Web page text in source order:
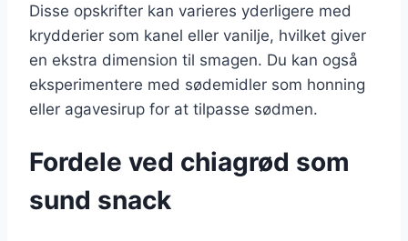
Disse opskrifter kan varieres yderligere med
krydderier som kanel eller vanilje, hvilket giver
en ekstra dimension til smagen. Du kan også
eksperimentere med sødemidler som honning
eller agavesirup for at tilpasse sødmen.
Fordele ved chiagrød som
sund snack